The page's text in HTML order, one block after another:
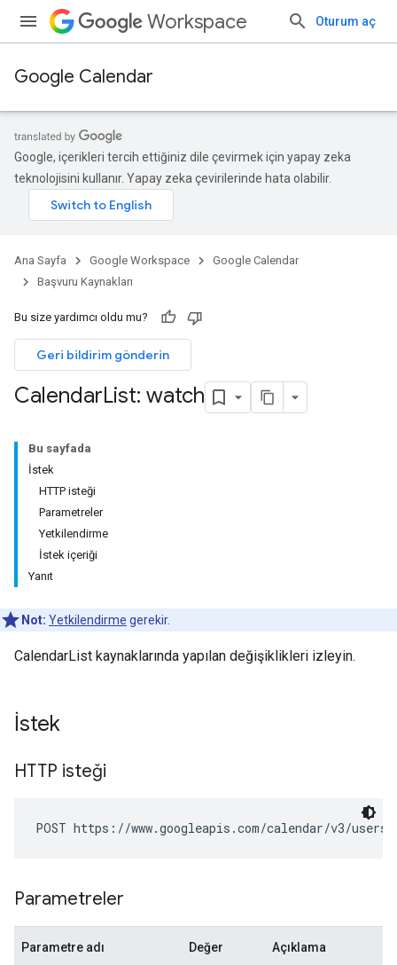
Workspace Oturum aç
Google Calendar
Google, içerikleri tercih ettiğiniz dile çevirmek için yapay zeka
teknolojisini kullanır. Yapay zeka çevirilerinde hata olabilir.
Ana Sayfa Google Workspace
Google Calendar
Başvuru Kaynakları
Bu size yardımcı oldu mu?
Geri bildirim gönderin
CalendarList: watch
Bu sayfada
İstek
HTTP isteği
Parametreler
Yetkilendirme
İstek içeriği
Yanıt
Not: Yetkilendirme gerekir.
CalendarList kaynaklarında yapılan değişiklikleri izleyin.
İstek
HTTP isteği
POST https://www.googleapis.com/calendar/v3/
Parametreler
Parametre adı Değer Açıklama